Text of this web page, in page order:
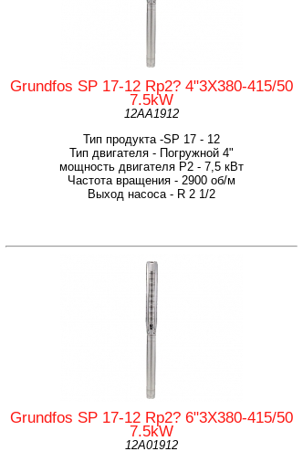
Grundfos SP 17-12 Rp2? 4"3X380-415/50
7.5kW
12AA1912
Тип продукта -SP 17 - 12
Тип двигателя - Погружной 4"
мощность двигателя Р2 - 7,5 кВт
Частота вращения - 2900 об/м
Выход насоса - R 2 1/2
Grundfos SP 17-12 Rp2? 6"3X380-415/50
7.5kW
12A01912